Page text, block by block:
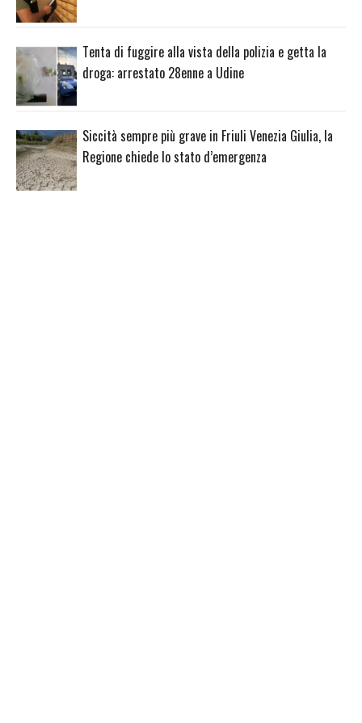
Tenta di fuggire alla vista della polizia e getta la
droga: arrestato 28enne a Udine
Siccità sempre più grave in Friuli Venezia Giulia, la
Regione chiede lo stato d’emergenza